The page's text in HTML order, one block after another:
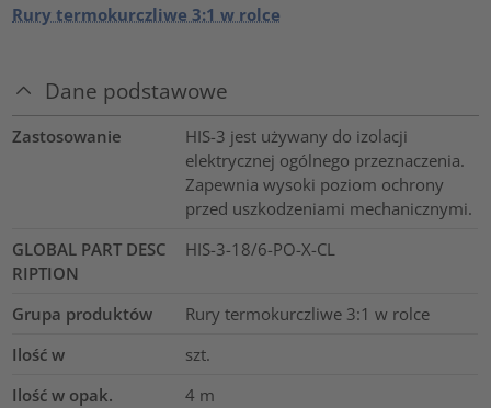
Rury termokurczliwe 3:1 w rolce
Dane podstawowe
Zastosowanie
HIS-3 jest używany do izolacji
elektrycznej ogólnego przeznaczenia.
Zapewnia wysoki poziom ochrony
przed uszkodzeniami mechanicznymi.
GLOBAL PART DESC
RIPTION
HIS-3-18/6-PO-X-CL
Grupa produktów
Rury termokurczliwe 3:1 w rolce
Ilość w
szt.
Ilość w opak.
4 m